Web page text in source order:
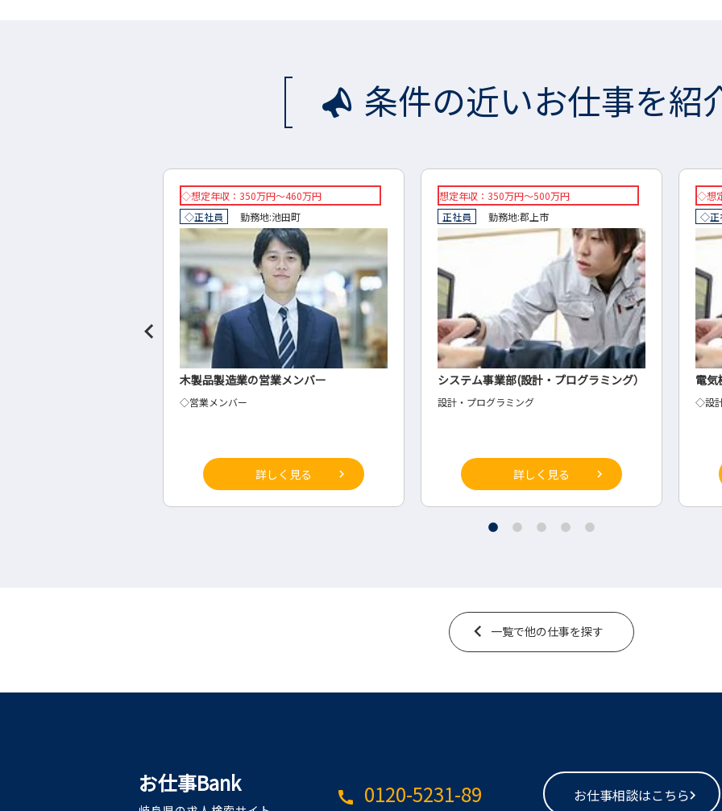
条件の近いお仕事を紹
想定年収：350万円～500万円
正社員
勤務地:郡上市
システム事業部(設計・プログラミング）
設計・プログラミング
詳しく見る
◇想定年収：300万円～550万円
◇正社員
勤務地: 大垣市
電気機械器具製造業の設計
◇設計
詳しく見る
想定
正社
製造
金型保
一覧で他の仕事を探す
お仕事Bank
call 0120-5231-89 お仕事相談はこちら